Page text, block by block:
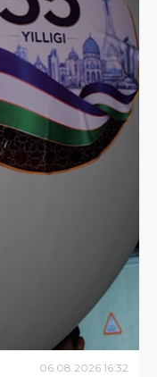
06.08.2026 16:32